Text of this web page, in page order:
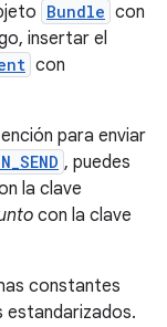
Bundle con
insertar el
con
para enviar
, puedes
la clave
con la clave
constantes